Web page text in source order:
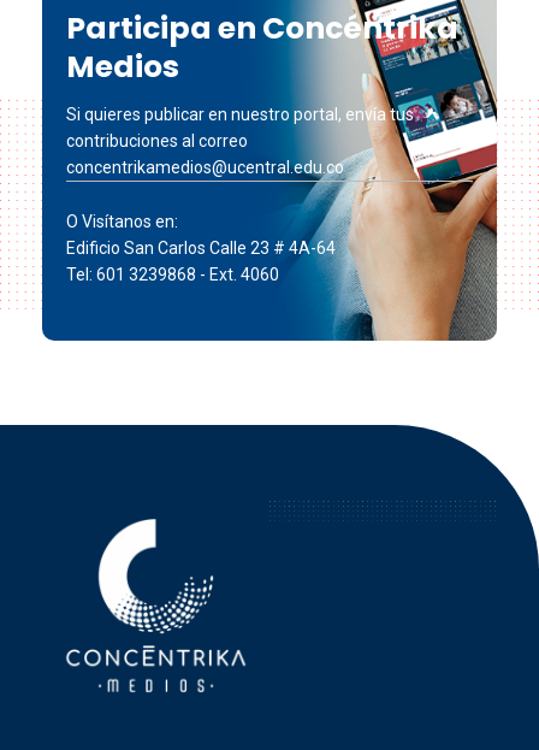
Participa en Concéntrika
Medios
Si quieres publicar en nuestro portal, envía tus
contribuciones al correo
concentrikamedios@ucentral.edu.co
O Visítanos en:
Edificio San Carlos Calle 23 # 4A-64
Tel: 601 3239868 - Ext. 4060